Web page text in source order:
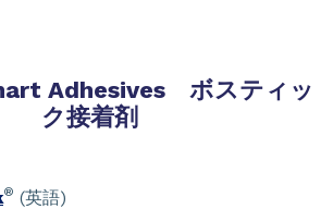
Adhesives ボスティッ
ク接着剤
® (英語)